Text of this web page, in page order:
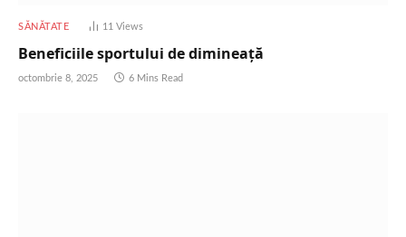
SĂNĂTATE 11Views
Beneficiile sportului de dimineață
octombrie 8, 2025 6 Mins Read